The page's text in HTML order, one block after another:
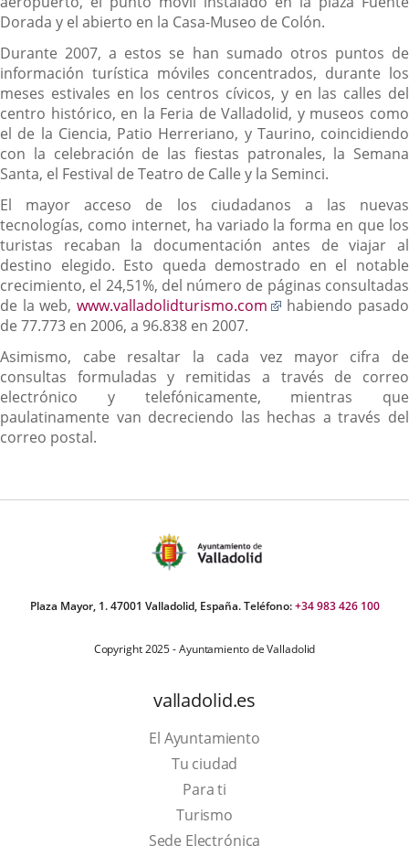
Dorada y el abierto en la Casa-Museo de Colón.
Durante 2007, a estos se han sumado otros puntos de
información turística móviles concentrados, durante los
meses estivales en los centros cívicos, y en las calles del
centro histórico, en la Feria de Valladolid, y museos como
el de la Ciencia, Patio Herreriano, y Taurino, coincidiendo
con la celebración de las fiestas patronales, la Semana
Santa, el Festival de Teatro de Calle y la Seminci.
El mayor acceso de los ciudadanos a las nuevas
tecnologías, como internet, ha variado la forma en que los
turistas recaban la documentación antes de viajar al
destino elegido. Esto queda demostrado en el notable
crecimiento, el 24,51%, del número de páginas consultadas
de la web, www.valladolidturismo.com
Enlace
aplicación
externa.
habiendo pasado
de 77.773 en 2006, a 96.838 en 2007.
Asimismo, cabe resaltar la cada vez mayor cifra de
consultas formuladas y remitidas a través de correo
electrónico y telefónicamente, mientras que
paulatinamente van decreciendo las hechas a través del
correo postal.
Plaza Mayor, 1. 47001 Valladolid, España. Teléfono:+34 983 426 100
Copyright 2025 - Ayuntamiento de Valladolid
valladolid.es
El Ayuntamiento
Tu ciudad
Para ti
TurismoThis
link
Sede Electrónica